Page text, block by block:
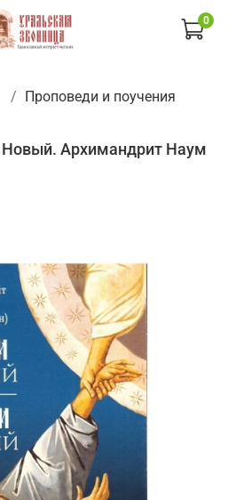
0
Проповеди и поучения
Архимандрит Наум